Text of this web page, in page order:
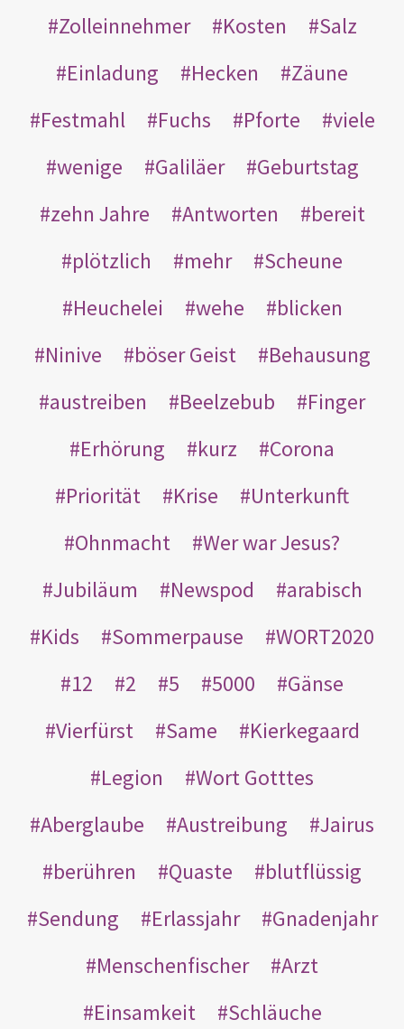
Zolleinnehmer Kosten
Salz
Einladung
Hecken
Zäune
Festmahl
Fuchs Pforte
viele
wenige
Galiläer
Geburtstag
zehn Jahre
Antworten
bereit
plötzlich
mehr
Scheune
Heuchelei
wehe
blicken
Ninive
böser Geist
Behausung
austreiben
Beelzebub
Finger
Erhörung
kurz
Corona
Priorität
Krise
Unterkunft
Ohnmacht
Wer war Jesus?
Jubiläum
Newspod
arabisch
Kids
Sommerpause
WORT2020
12
2 5 5000
Gänse
Vierfürst
Same
Kierkegaard
Legion
Wort Gotttes
Aberglaube
Austreibung
Jairus
berühren
Quaste
blutflüssig
Sendung
Erlassjahr
Gnadenjahr
Menschenfischer
Arzt
Einsamkeit
Schläuche